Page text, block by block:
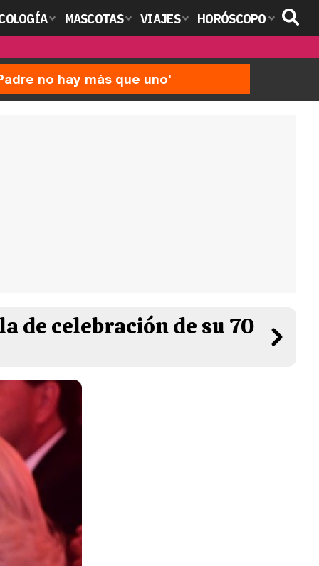
MASCOTAS VIAJES HORÓSCOPO
no hay más que uno'
de celebración de su 70